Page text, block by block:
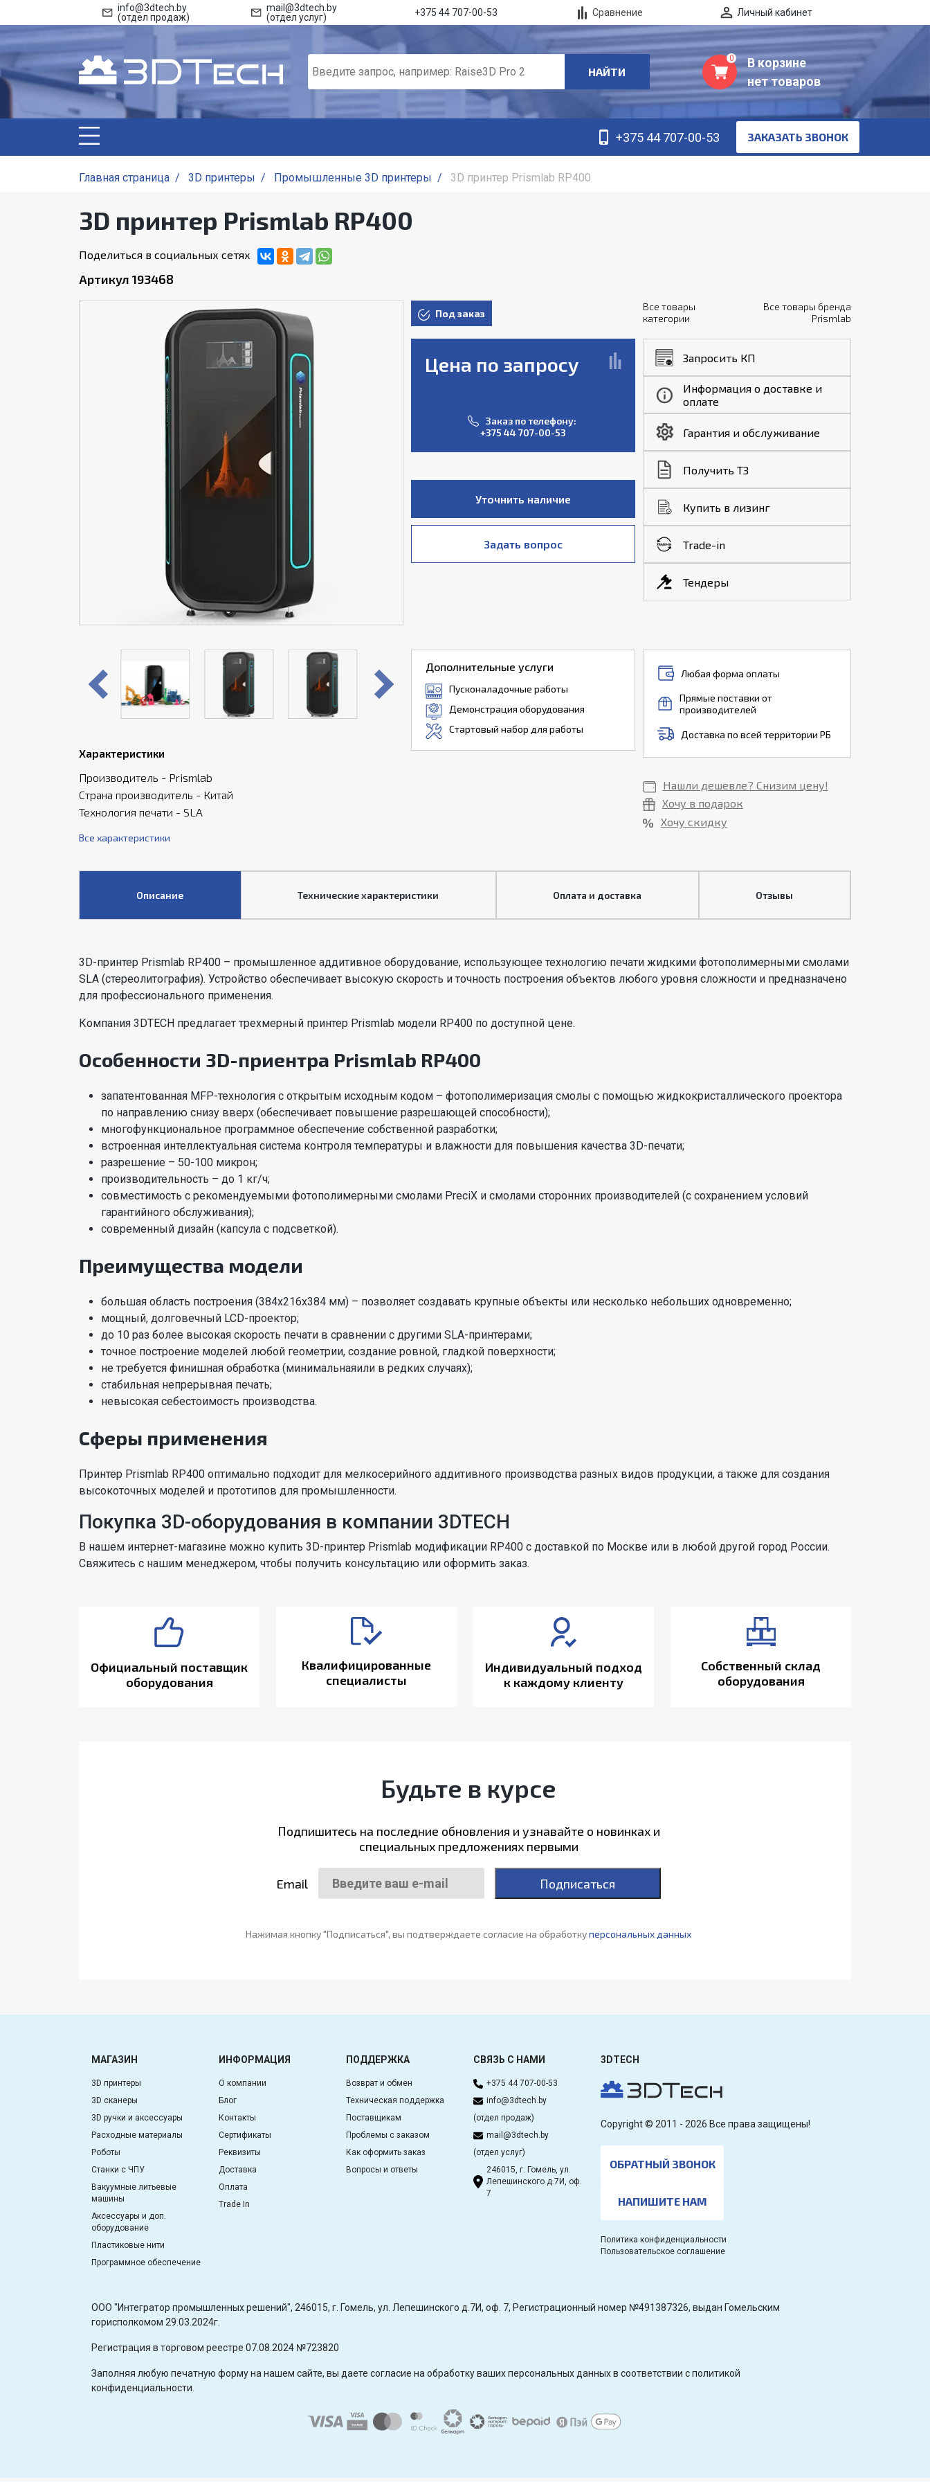
info@3dtech.by
(отдел продаж)
mail@3dtech.by
(отдел услуг)
+375 44 707-00-53 Сравнение Личный кабинет
НАЙТИ
0
В корзине
нет товаров
+375 44 707-00-53 ЗАКАЗАТЬ ЗВОНОК
Главная страница / 3D принтеры / Промышленные 3D принтеры / 3D принтер Prismlab RP400
3D принтер Prismlab RP400
Поделиться в социальных сетях
Артикул 193468
Под заказ
Цена по запросу
Заказ по телефону:
+375 44 707-00-53
Уточнить наличие
Задать вопрос
Все товары
категории
Все товары бренда
Prismlab
Запросить КП
Информация о доставке и
оплате
Гарантия и обслуживание
Получить ТЗ
Купить в лизинг
Trade-in
Тендеры
Характеристики
Производитель - Prismlab
Страна производитель - Китай
Технология печати - SLA
Все характеристики
Дополнительные услуги
Пусконаладочные работы
Демонстрация оборудования
Стартовый набор для работы
Любая форма оплаты
Прямые поставки от
производителей
Доставка по всей территории РБ
Нашли дешевле? Снизим цену!
Хочу в подарок
Хочу скидку
Описание Технические характеристики Оплата и доставка Отзывы
3D-принтер Prismlab RP400 – промышленное аддитивное оборудование, использующее технологию печати жидкими фотополимерными смолами
SLA (стереолитография). Устройство обеспечивает высокую скорость и точность построения объектов любого уровня сложности и предназначено
для профессионального применения.
Компания 3DTECH предлагает трехмерный принтер Prismlab модели RP400 по доступной цене.
Особенности 3D-приентра Prismlab RP400
запатентованная MFP-технология с открытым исходным кодом – фотополимеризация смолы с помощью жидкокристаллического проектора
по направлению снизу вверх (обеспечивает повышение разрешающей способности);
многофункциональное программное обеспечение собственной разработки;
встроенная интеллектуальная система контроля температуры и влажности для повышения качества 3D-печати;
разрешение – 50-100 микрон;
производительность – до 1 кг/ч;
совместимость с рекомендуемыми фотополимерными смолами PreciX и смолами сторонних производителей (с сохранением условий
гарантийного обслуживания);
современный дизайн (капсула с подсветкой).
Преимущества модели
большая область построения (384х216х384 мм) – позволяет создавать крупные объекты или несколько небольших одновременно;
мощный, долговечный LCD-проектор;
до 10 раз более высокая скорость печати в сравнении с другими SLA-принтерами;
точное построение моделей любой геометрии, создание ровной, гладкой поверхности;
не требуется финишная обработка (минимальнаяили в редких случаях);
стабильная непрерывная печать;
невысокая себестоимость производства.
Сферы применения
Принтер Prismlab RP400 оптимально подходит для мелкосерийного аддитивного производства разных видов продукции, а также для создания
высокоточных моделей и прототипов для промышленности.
Покупка 3D-оборудования в компании 3DTECH
В нашем интернет-магазине можно купить 3D-принтер Prismlab модификации RP400 с доставкой по Москве или в любой другой город России.
Свяжитесь с нашим менеджером, чтобы получить консультацию или оформить заказ.
Официальный поставщик
оборудования
Квалифицированные
специалисты
Индивидуальный подход
к каждому клиенту
Собственный склад
оборудования
Будьте в курсе
Подпишитесь на последние обновления и узнавайте о новинках и
специальных предложениях первыми
Email Подписаться
Нажимая кнопку "Подписаться", вы подтверждаете согласие на обработкуперсональных данных
МАГАЗИН
3D принтеры
3D сканеры
3D ручки и аксессуары
Расходные материалы
Роботы
Станки с ЧПУ
Вакуумные литьевые
машины
Аксессуары и доп.
оборудование
Пластиковые нити
Программное обеспечение
ИНФОРМАЦИЯ
О компании
Блог
Контакты
Сертификаты
Реквизиты
Доставка
Оплата
Trade In
ПОДДЕРЖКА
Возврат и обмен
Техническая поддержка
Поставщикам
Проблемы с заказом
Как оформить заказ
Вопросы и ответы
СВЯЗЬ С НАМИ
+375 44 707-00-53
info@3dtech.by
(отдел продаж)
mail@3dtech.by
(отдел услуг)
246015, г. Гомель, ул.
Лепешинского д.7И, оф.
7
3DTECH
Copyright © 2011 - 2026 Все права защищены!
ОБРАТНЫЙ ЗВОНОК
НАПИШИТЕ НАМ
Политика конфиденциальности
Пользовательское соглашение
OOO "Интегратор промышленных решений", 246015, г. Гомель, ул. Лепешинского д.7И, оф. 7, Регистрационный номер №491387326, выдан Гомельским
горисполкомом 29.03.2024г.
Регистрация в торговом реестре 07.08.2024 №723820
Заполняя любую печатную форму на нашем сайте, вы даете согласие на обработку ваших персональных данных в соответствии с политикой
конфиденциальности.